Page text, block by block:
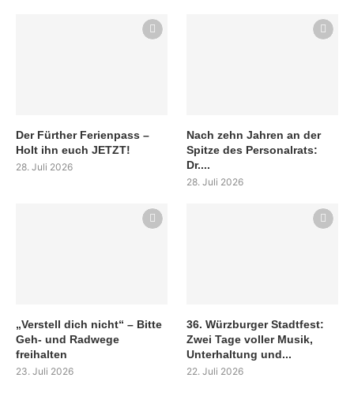
Der Fürther Ferienpass –
Holt ihn euch JETZT!
28. Juli 2026
Nach zehn Jahren an der
Spitze des Personalrats:
Dr....
28. Juli 2026
„Verstell dich nicht“ – Bitte
Geh- und Radwege
freihalten
23. Juli 2026
36. Würzburger Stadtfest:
Zwei Tage voller Musik,
Unterhaltung und...
22. Juli 2026